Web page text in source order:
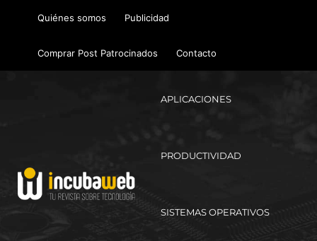
Quiénes somos Publicidad
Comprar Post Patrocinados Contacto
APLICACIONES
PRODUCTIVIDAD
SISTEMAS OPERATIVOS